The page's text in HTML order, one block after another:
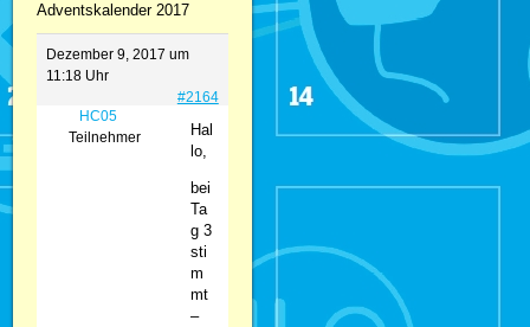
Adventskalender 2017
Dezember 9, 2017 um
11:18 Uhr
#2164
HC05
Teilnehmer
Hal
lo,
bei
Ta
g 3
sti
m
mt
–